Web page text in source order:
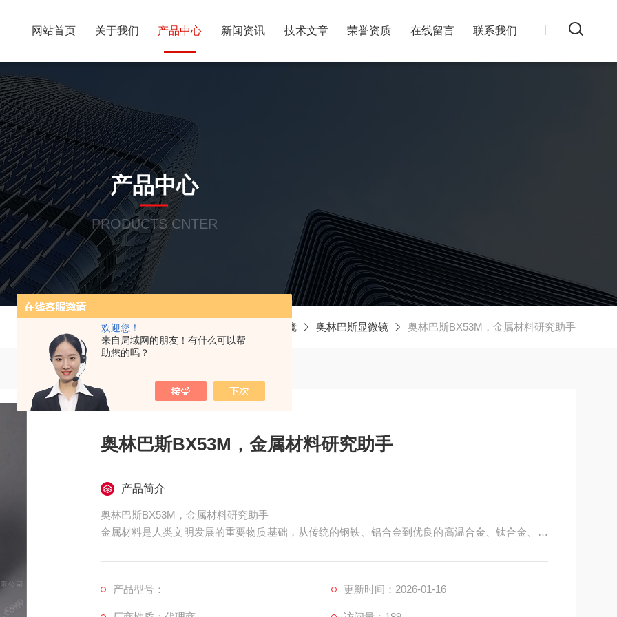
欢迎您！
来自局域网的朋友！有什么可以帮
助您的吗？
网站首页 关于我们 产品中心 新闻资讯 技术文章 荣誉资质 在线留言 联系我们
产品中心
PRODUCTS CNTER
当前位置： 光学显微镜 奥林巴斯显微镜 奥林巴斯BX53M，金属材料研究助手
奥林巴斯BX53M，金属材料研究助手
产品简介
奥林巴斯BX53M，金属材料研究助手
金属材料是人类文明发展的重要物质基础，从传统的钢铁、铝合金到优良的高温合金、钛合金、金
产品型号： 更新时间：2026-01-16